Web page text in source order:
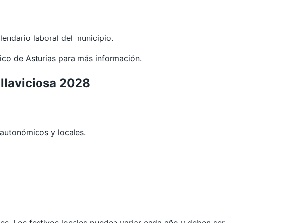
laboral del municipio.
de Asturias para más información.
2028
y locales.